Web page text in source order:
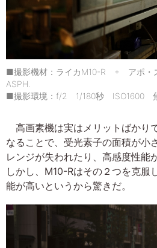
■撮影機材：ライカM10-R + アポ・
ASPH.
■撮影環境：f/2 1/180秒 ISO1600
高画素機は実はメリットばかり
なることで、受光素子の面積が小
レンジが失われたり、高感度性能
しかし、M10-Rはその２つを克服
能が高いというから驚きだ。